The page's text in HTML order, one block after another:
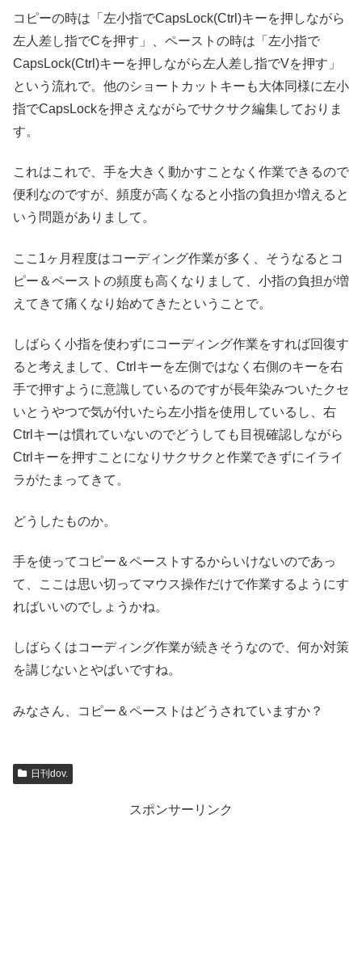
コピーの時は「左小指でCapsLock(Ctrl)キーを押しながら
左人差し指でCを押す」、ペーストの時は「左小指で
CapsLock(Ctrl)キーを押しながら左人差し指でVを押す」
という流れで。他のショートカットキーも大体同様に左小
指でCapsLockを押さえながらでサクサク編集しておりま
す。
これはこれで、手を大きく動かすことなく作業できるので
便利なのですが、頻度が高くなると小指の負担か増えると
いう問題がありまして。
ここ1ヶ月程度はコーディング作業が多く、そうなるとコ
ピー＆ペーストの頻度も高くなりまして、小指の負担が増
えてきて痛くなり始めてきたということで。
しばらく小指を使わずにコーディング作業をすれば回復す
ると考えまして、Ctrlキーを左側ではなく右側のキーを右
手で押すように意識しているのですが長年染みついたクセ
いとうやつで気が付いたら左小指を使用しているし、右
Ctrlキーは慣れていないのでどうしても目視確認しながら
Ctrlキーを押すことになりサクサクと作業できずにイライ
ラがたまってきて。
どうしたものか。
手を使ってコピー＆ペーストするからいけないのであっ
て、ここは思い切ってマウス操作だけで作業するようにす
ればいいのでしょうかね。
しばらくはコーディング作業が続きそうなので、何か対策
を講じないとやばいですね。
みなさん、コピー＆ペーストはどうされていますか？
日刊dov.
スポンサーリンク